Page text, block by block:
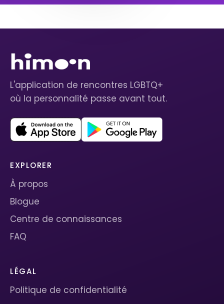
L'application de rencontres LGBTQ+
où la personnalité passe avant tout.
EXPLORER
À propos
Blogue
Centre de connaissances
FAQ
LÉGAL
Politique de confidentialité